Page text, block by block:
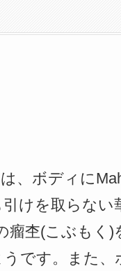
、ボディに
けを取らな
瘤杢(こぶもく
です。また